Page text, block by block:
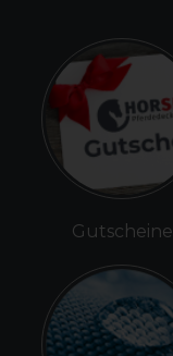
Gutscheine